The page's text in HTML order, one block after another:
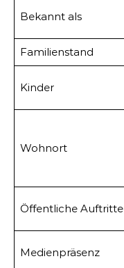
Bekannt als
Familienstand
Kinder
Wohnort
Öffentliche Auftritte
Medienpräsenz